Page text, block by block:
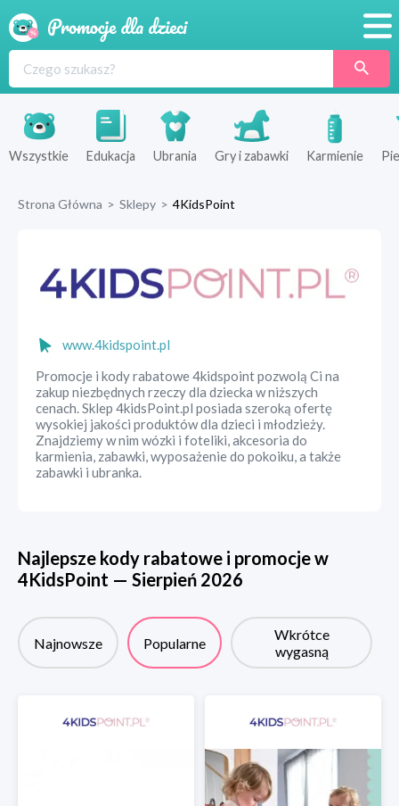
Produkty
Sklepy
Wszystkie Edukacja Ubrania Gry i zabawki Karmienie
Strona Główna > Sklepy > 4KidsPoint
www.4kidspoint.pl
Promocje i kody rabatowe 4kidspoint pozwolą Ci na
zakup niezbędnych rzeczy dla dziecka w niższych
cenach. Sklep 4kidsPoint.pl posiada szeroką ofertę
wysokiej jakości produktów dla dzieci i młodzieży.
Znajdziemy w nim wózki i foteliki, akcesoria do
karmienia, zabawki, wyposażenie do pokoiku, a także
zabawki i ubranka.
Najlepsze kody rabatowe i promocje w
4KidsPoint — Sierpień 2026
Najnowsze Popularne
Wkrótce
wygasną